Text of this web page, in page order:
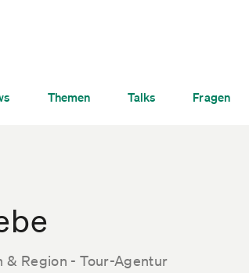
Themen Talks Fragen
& Region - Tour-Agentur